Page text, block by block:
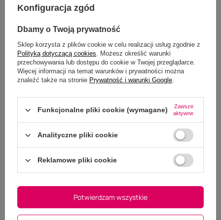
Zapraszamy do kontaktu - nasi specjaliści z
oferowanych produktów.
Zadaj pytanie
Konfiguracja zgód
Dbamy o Twoją prywatność
Sklep korzysta z plików cookie w celu realizacji usług zgodnie z
Polityką dotyczącą cookies. Możesz określić warunki
przechowywania lub dostępu do cookie w Twojej przeglądarce.
Więcej informacji na temat warunków i prywatności można
znaleźć także na stronie Prywatność i warunki Google.
Funkcjonalne pliki cookie (wymagane)
Zawsze
aktywne
Analityczne pliki cookie
Reklamowe pliki cookie
Potwierdzam wszystkie